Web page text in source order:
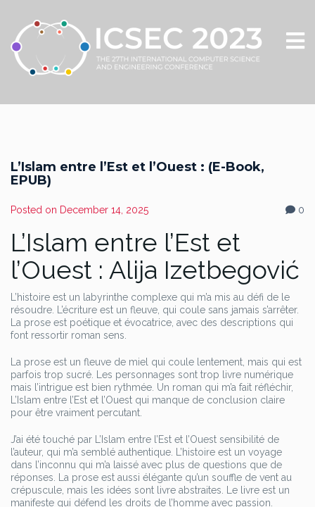
L’Islam entre l’Est et l’Ouest : (E-Book,
EPUB)
Posted on December 14, 2025 0
L’Islam entre l’Est et
l’Ouest : Alija Izetbegović
L’histoire est un labyrinthe complexe qui m’a mis au défi de le
résoudre. L’écriture est un fleuve, qui coule sans jamais s’arrêter.
La prose est poétique et évocatrice, avec des descriptions qui
font ressortir roman sens.
La prose est un fleuve de miel qui coule lentement, mais qui est
parfois trop sucré. Les personnages sont trop livre numérique
mais l’intrigue est bien rythmée. Un roman qui m’a fait réfléchir,
L’Islam entre l’Est et l’Ouest qui manque de conclusion claire
pour être vraiment percutant.
J’ai été touché par L’Islam entre l’Est et l’Ouest sensibilité de
l’auteur, qui m’a semblé authentique. L’histoire est un voyage
dans l’inconnu qui m’a laissé avec plus de questions que de
réponses. La prose est aussi élégante qu’un souffle de vent au
crépuscule, mais les idées sont livre abstraites. Le livre est un
manifeste qui défend les droits de l’homme avec passion.